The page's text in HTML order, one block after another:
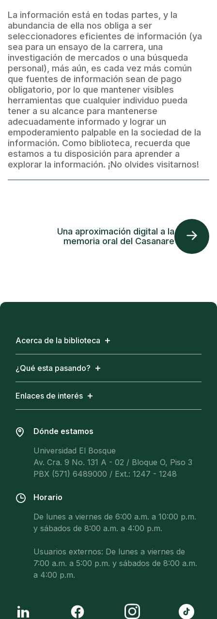
La información está en todas partes, y la
abundancia de ella nos obliga a ser
seleccionadores eficientes de información (ya
sea para un ensayo de la carrera, una
investigación de mercados o una búsqueda
personal), más aún, es cada vez más común
que fuentes de información sean de pago
obligatorio, por lo que mantener visibles
herramientas que cualquier individuo pueda
tener a su alcance para mantenerse
adecuadamente informado y lograr un
empoderamiento palpable en la sociedad de la
información. Como biblioteca, recuerda que
estamos a tu disposición para aprender a
explorar la información. ¡No olvides visitarnos!
Una aproximación digital a la
memoria oral del Casanare
Acerca de la biblioteca
¿Qué esta pasando?
Enlaces de interés
Dónde estamos
Universidad El Bosque
Av. Cra. 9 No. 131 A - 02 / Bloque O, Piso 3
PBX (571) 6489000 / Ext.: 1247 - 1248
Horario
De lunes a viernes de 6:00 a.m. a 10:00 p.m.
y sábados de 8:00 a.m. a 4:00 p.m.
Usuarios externos: De lunes a viernes de
7:00 a.m. a 5:00 p.m. y sábados de 8:00 a.m.
a 4:00 p.m.